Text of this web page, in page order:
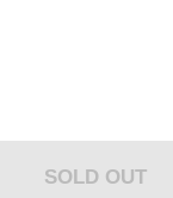
SOLD OUT